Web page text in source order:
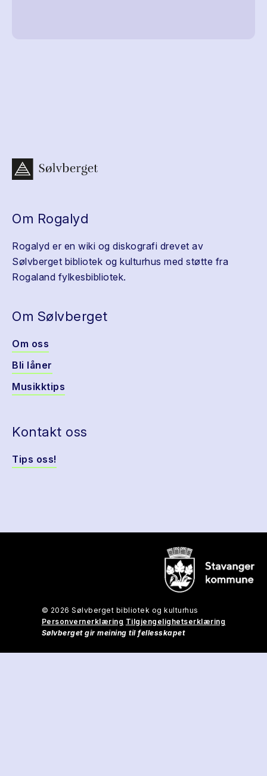
Om Rogalyd
Rogalyd er en wiki og diskografi drevet av
Sølvberget bibliotek og kulturhus med støtte fra
Rogaland fylkesbibliotek.
Om Sølvberget
Om oss
Bli låner
Musikktips
Kontakt oss
Tips oss!
© 2026 Sølvberget bibliotek og kulturhus
Personvernerklæring Tilgjengelighetserklæring
Sølvberget gir meining til fellesskapet